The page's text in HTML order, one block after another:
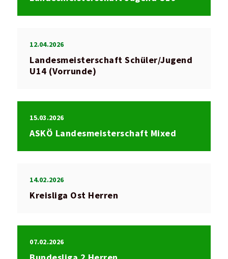
12.04.2026
Landesmeisterschaft Schüler/Jugend
U14 (Vorrunde)
15.03.2026
ASKÖ Landesmeisterschaft Mixed
14.02.2026
Kreisliga Ost Herren
07.02.2026